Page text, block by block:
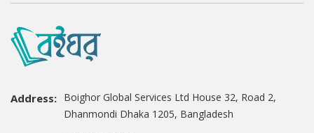
Address: Boighor Global Services Ltd House 32, Road 2,
Dhanmondi Dhaka 1205, Bangladesh